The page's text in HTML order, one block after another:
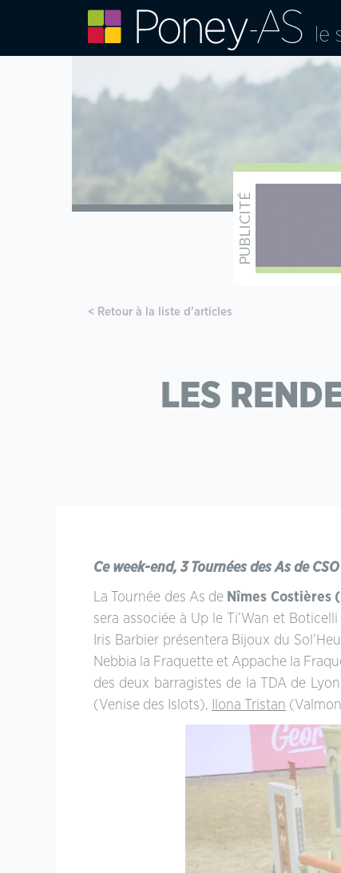
Retour à la liste d'articles
LES
Ce week-end, 3 Tournées des As de
La Tournée des As de Nîmes Costières
sera associée à Up le Ti’Wan et
Iris Barbier présentera Bijoux du
Nebbia la Fraquette et Appache la
des deux barragistes de la TDA de
(Venise des Islots),
Ilona Tristan